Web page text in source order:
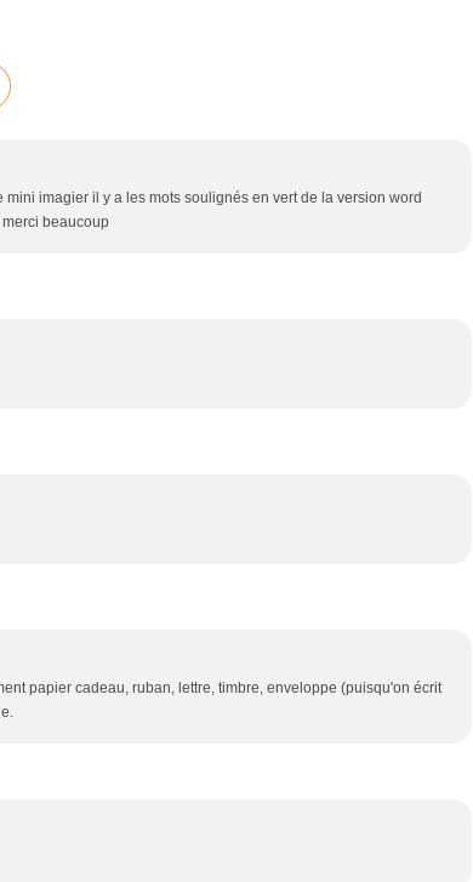
imagier il y a les mots soulignés en vert de la version word
beaucoup
papier cadeau, ruban, lettre, timbre, enveloppe (puisqu'on écrit